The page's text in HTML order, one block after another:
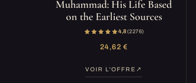
Muhammad: His Life Based
on the Earliest Sources
4,8(2 276)
24,62 €
VOIR L'OFFRE